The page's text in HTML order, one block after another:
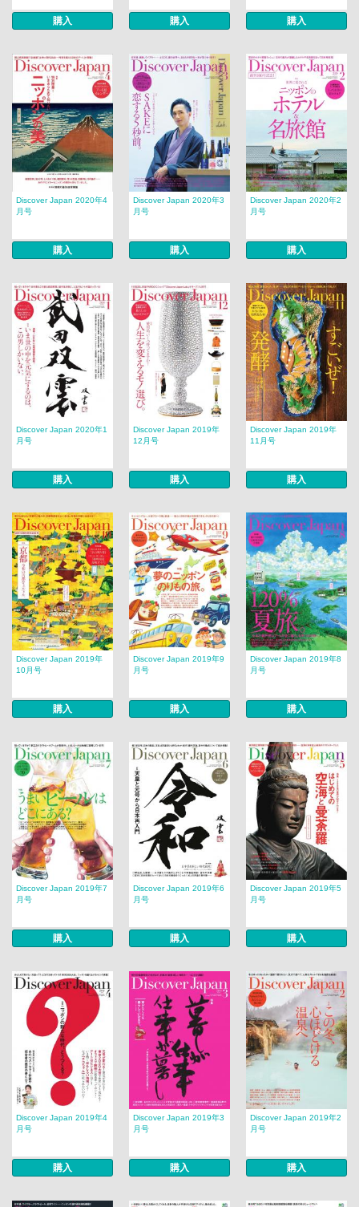
購入 購入 購入
Discover Japan 2020年4
月号
購入
Discover Japan 2020年3
月号
購入
Discover Japan 2020年2
月号
購入
Discover Japan 2020年1
月号
購入
Discover Japan 2019年
12月号
購入
Discover Japan 2019年
11月号
購入
Discover Japan 2019年
10月号
購入
Discover Japan 2019年9
月号
購入
Discover Japan 2019年8
月号
購入
Discover Japan 2019年7
月号
購入
Discover Japan 2019年6
月号
購入
Discover Japan 2019年5
月号
購入
Discover Japan 2019年4
月号
購入
Discover Japan 2019年3
月号
購入
Discover Japan 2019年2
月号
購入